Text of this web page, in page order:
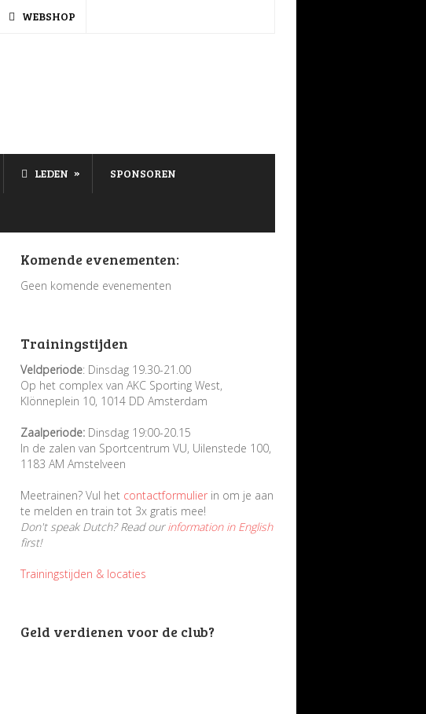
WEBSHOP
LEDEN » SPONSOREN
Komende evenementen:
Geen komende evenementen
Trainingstijden
Veldperiode: Dinsdag 19.30-21.00
Op het complex van AKC Sporting West,
Klönneplein 10, 1014 DD Amsterdam
Zaalperiode: Dinsdag 19:00-20.15
In de zalen van Sportcentrum VU, Uilenstede 100,
1183 AM Amstelveen
Meetrainen? Vul het contactformulier in om je aan
te melden en train tot 3x gratis mee!
Don't speak Dutch? Read ourinformation in English
first!
Trainingstijden & locaties
Geld verdienen voor de club?